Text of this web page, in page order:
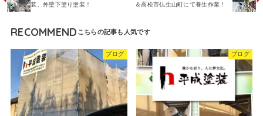
装、外壁下塗り塗装！
＆高松市仏生山町にて養生作業！
RECOMMEND
ブログ ブログ